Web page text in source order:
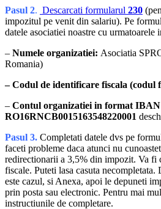
Pasul 2. Descarcati formularul 230
impozitul pe venit din salariu). Pe
datele asociatiei noastre cu urmatoarele
– Numele organizatiei: Asociatia
Romania)
– Codul de identificare fiscala (codul
– Contul organizatiei in format
RO16RNCB0015163548220001
Pasul 3. Completati datele dvs pe
faceti probleme daca atunci nu
redirectionarii a 3,5% din impozit. Va fi
fiscale. Puteti lasa casuta necompletata.
este cazul, si Anexa, apoi le depuneti
prin posta sau electronic. Pentru mai
instructiunile de completare.